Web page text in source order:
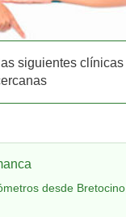
siguientes clínicas
desde